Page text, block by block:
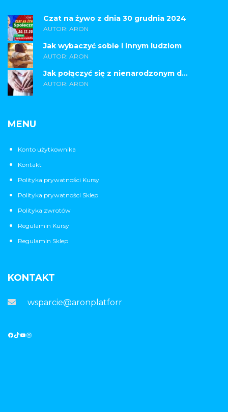
Czat na żywo z dnia 30 grudnia 2024
AUTOR: ARON
Jak wybaczyć sobie i innym ludziom
AUTOR: ARON
Jak połączyć się z nienarodzonym d...
AUTOR: ARON
MENU
Konto użytkownika
Kontakt
Polityka prywatności Kursy
Polityka prywatności Sklep
Polityka zwrotów
Regulamin Kursy
Regulamin Sklep
KONTAKT
wsparcie@aronplatforma.pl